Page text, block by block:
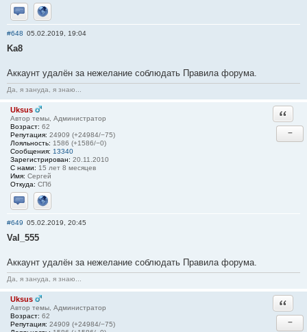
Отправить личное сообщение
Сайт
#648 05.02.2019, 19:04
Ka8
Аккаунт удалён за нежелание соблюдать Правила форума.
Да, я зануда, я знаю...
Uksus
Автор темы, Администратор
Возраст: 62
Репутация: 24909 (+24984/−75)
Лояльность: 1586 (+1586/−0)
Сообщения: 13340
Зарегистрирован: 20.11.2010
С нами: 15 лет 8 месяцев
Имя: Сергей
Откуда: СПб
Отправить личное сообщение
Сайт
−
#649 05.02.2019, 20:45
Val_555
Аккаунт удалён за нежелание соблюдать Правила форума.
Да, я зануда, я знаю...
Uksus
Автор темы, Администратор
Возраст: 62
Репутация: 24909 (+24984/−75)
−